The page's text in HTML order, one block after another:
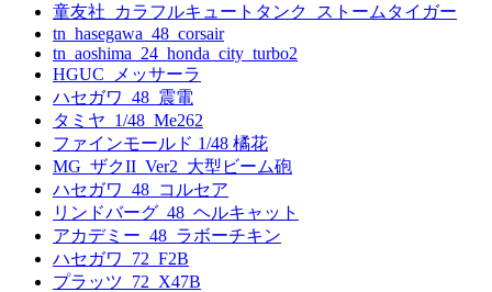
童友社_カラフルキュートタンク_ストームタイガー
tn_hasegawa_48_corsair
tn_aoshima_24_honda_city_turbo2
HGUC_メッサーラ
ハセガワ_48_震電
タミヤ_1/48_Me262
ファインモールド 1/48 橘花
MG_ザクII_Ver2_大型ビーム砲
ハセガワ_48_コルセア
リンドバーグ_48_ヘルキャット
アカデミー_48_ラボーチキン
ハセガワ_72_F2B
プラッツ_72_X47B